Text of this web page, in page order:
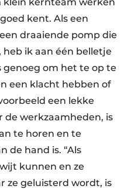
kent. Als een
draaiende pomp die
ik aan één belletje
genoeg om het te op te
een klacht hebben of
een lekke
werkzaamheden, is
te horen en te
de hand is. “Als
kunnen en ze
ze geluisterd wordt, is